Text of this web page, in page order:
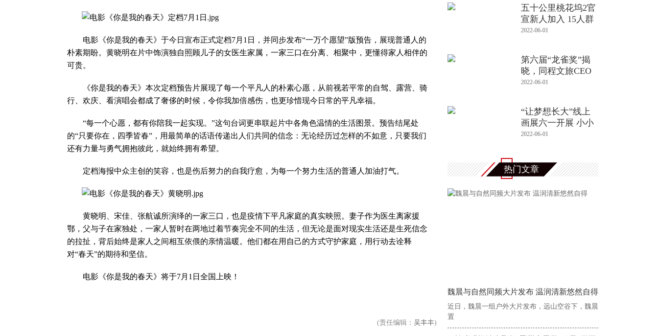
电影《你是我的春天》于今日宣布正式定档7月1日，并同步发布“一万个愿望”版预告，展现普通人的
朴素期盼。黄晓明在片中饰演独自照顾儿子的女医生家属，一家三口在分离、相聚中，更懂得家人相伴的
可贵。
《你是我的春天》本次定档预告片展现了每一个平凡人的朴素心愿，从前视若平常的自驾、露营、骑
行、欢庆、看演唱会都成了奢侈的时候，令你我加倍感伤，也更珍惜现今日常的平凡幸福。
“每一个心愿，都有你陪我一起实现。”这句台词更串联起片中各角色温情的生活图景。预告结尾处
的“只要你在，四季皆春”，用最简单的话语传递出人们共同的信念：无论经历过怎样的不如意，只要我们
还有力量与勇气拥抱彼此，就始终拥有希望。
定档海报中众主创的笑容，也是伤后努力的自我疗愈，为每一个努力生活的普通人加油打气。
黄晓明、宋佳、张航诚所演绎的一家三口，也是疫情下平凡家庭的真实映照。妻子作为医生离家援
鄂，父与子在家独处，一家人暂时在两地过着节奏完全不同的生活，但无论是面对现实生活还是生死信念
的拉扯，背后始终是家人之间相互依偎的亲情温暖。他们都在用自己的方式守护家庭，用行动去诠释
对“春天”的期待和坚信。
电影《你是我的春天》将于7月1日全国上映！
(责任编辑： 吴丰丰)
五十公里桃花坞2官
宣新人加入 15人群
居社交
2022-06-01
第六届“龙雀奖”揭
晓，同程文旅CEO
王凯斩获
2022-06-01
“让梦想长大”线上
画展六一开展 小小
优酷
2022-06-01
热门文章
魏晨与自然同频大片发布 温润清新悠然自得
近日，魏晨一组户外大片发布，远山空谷下，魏晨
置